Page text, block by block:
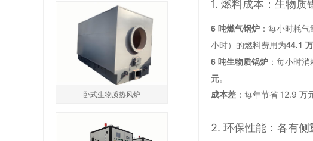
1. 燃料成本：生物质
6 吨燃气锅炉 ：每小时耗
小时）的燃料费用为44.1
6 吨生物质锅炉 ：每小时
元。
成本差 ：每年节省 12.9 万
2. 环保性能：各有
卧式生物质热风炉